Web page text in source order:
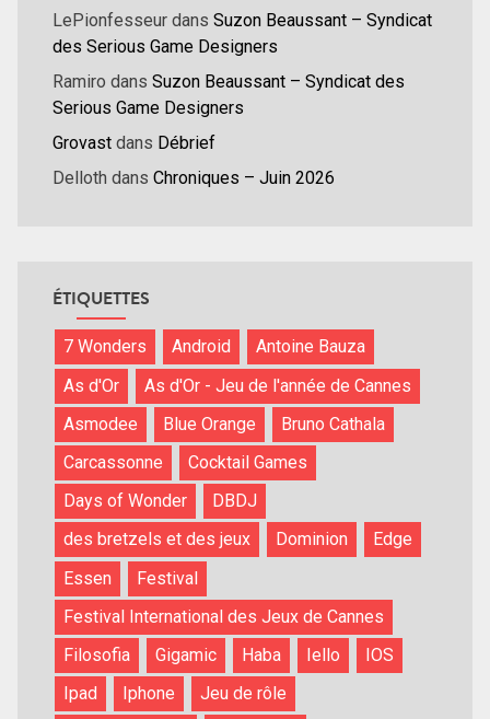
LePionfesseur dans Suzon Beaussant – Syndicat
des Serious Game Designers
Ramiro dans Suzon Beaussant – Syndicat des
Serious Game Designers
Grovast dans Débrief
Delloth dans Chroniques – Juin 2026
ÉTIQUETTES
7 Wonders Android
Antoine Bauza
As d'Or
As d'Or - Jeu de l'année de Cannes
Asmodee
Blue Orange
Bruno Cathala
Carcassonne
Cocktail Games
Days of Wonder
DBDJ
des bretzels et des jeux
Dominion
Edge
Essen
Festival
Festival International des Jeux de Cannes
Filosofia
Gigamic Haba Iello
IOS
Ipad
Iphone
Jeu de rôle